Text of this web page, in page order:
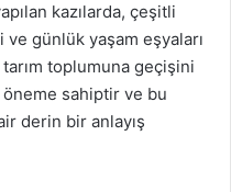
kazılarda, çeşitli
ve günlük yaşam eşyaları
toplumuna geçişini
öneme sahiptir ve bu
derin bir anlayış